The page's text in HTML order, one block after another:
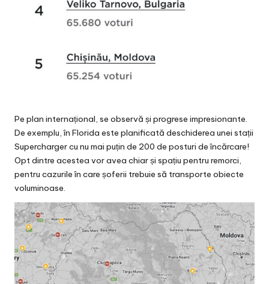
Pe plan internațional, se observă și progrese impresionante.
De exemplu, în Florida este planificată deschiderea unei stații
Supercharger cu nu mai puțin de 200 de posturi de încărcare!
Opt dintre acestea vor avea chiar și spațiu pentru remorci,
pentru cazurile în care șoferii trebuie să transporte obiecte
voluminoase.